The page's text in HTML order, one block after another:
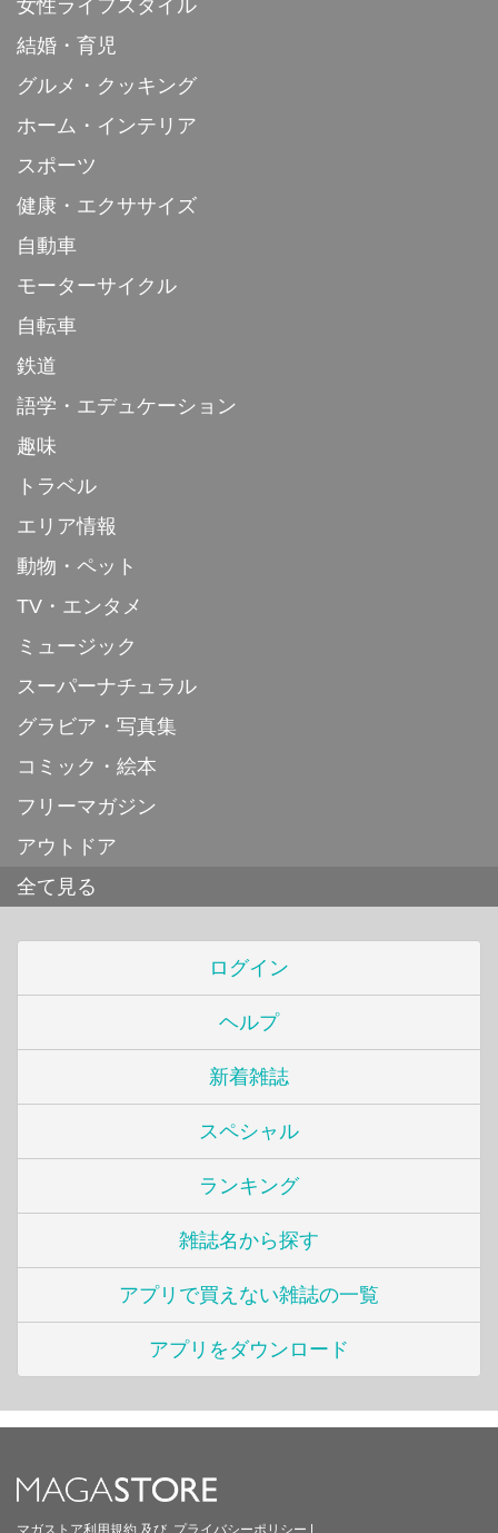
女性ライフスタイル
結婚・育児
グルメ・クッキング
ホーム・インテリア
スポーツ
健康・エクササイズ
自動車
モーターサイクル
自転車
鉄道
語学・エデュケーション
趣味
トラベル
エリア情報
動物・ペット
TV・エンタメ
ミュージック
スーパーナチュラル
グラビア・写真集
コミック・絵本
フリーマガジン
アウトドア
全て見る
ログイン
ヘルプ
新着雑誌
スペシャル
ランキング
雑誌名から探す
アプリで買えない雑誌の一覧
アプリをダウンロード
マガストア利用規約 及び プライバシーポリシー